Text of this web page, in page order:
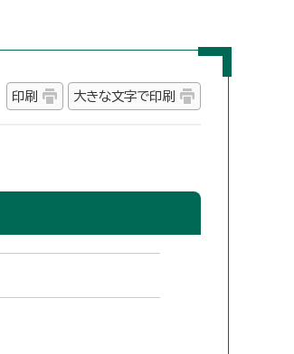
印刷 大きな文字で印刷